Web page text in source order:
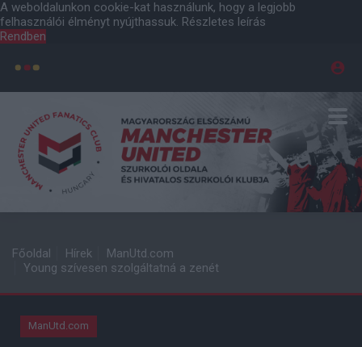
A weboldalunkon cookie-kat használunk, hogy a legjobb
felhasználói élményt nyújthassuk. Részletes leírás
Rendben
Főoldal Hírek
ManUtd.com
Young szívesen szolgáltatná a zenét
ManUtd.com